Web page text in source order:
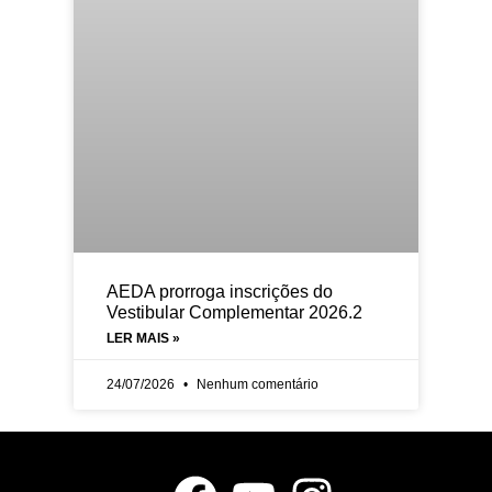
AEDA prorroga inscrições do
Vestibular Complementar 2026.2
LER MAIS »
24/07/2026 Nenhum comentário